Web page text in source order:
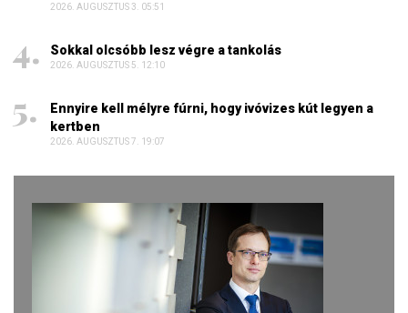
2026. AUGUSZTUS 3. 05:51
Sokkal olcsóbb lesz végre a tankolás
2026. AUGUSZTUS 5. 12:10
Ennyire kell mélyre fúrni, hogy ivóvizes kút legyen a
kertben
2026. AUGUSZTUS 7. 19:07